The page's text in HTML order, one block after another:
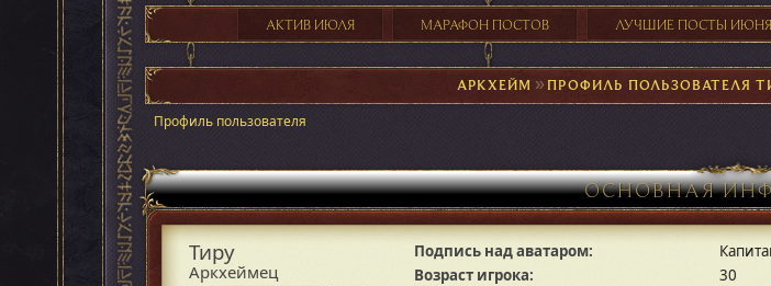
АКТИВ ИЮЛЯ МАРАФОН ПОСТОВ ЛУЧШИЕ ПОСТЫ ИЮНЯ
АРКХЕЙМ ►ПРОФИЛЬ ПОЛЬЗОВАТЕЛЯ
Профиль пользователя
ОСНОВНАЯ
Тиру
Аркхеймец
Подпись над аватаром:
Возраст игрока:
30